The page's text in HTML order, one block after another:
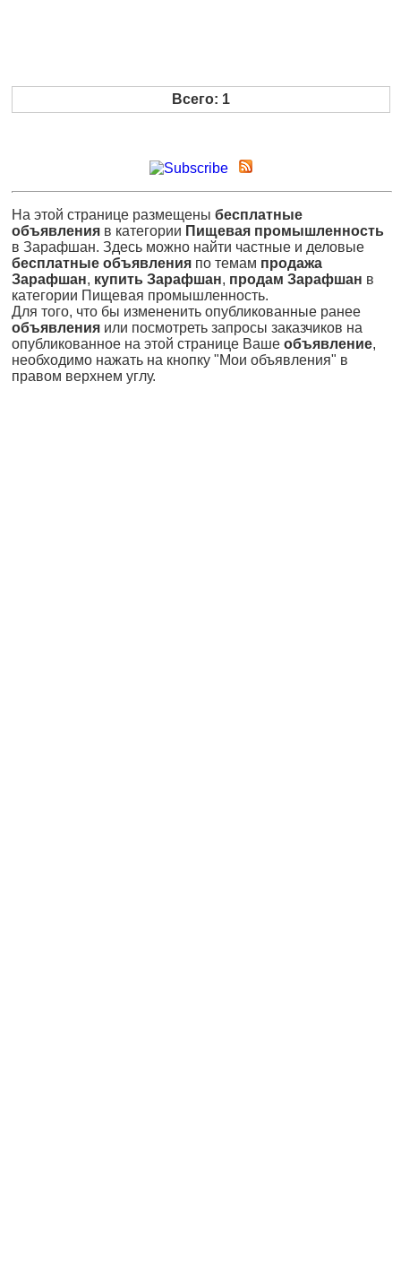
Всего: 1
На этой странице размещены бесплатные
объявления в категории Пищевая промышленность
в Зарафшан. Здесь можно найти частные и деловые
бесплатные объявления по темам продажа
Зарафшан, купить Зарафшан, продам Зарафшан в
категории Пищевая промышленность.
Для того, что бы измененить опубликованные ранее
объявления или посмотреть запросы заказчиков на
опубликованное на этой странице Ваше объявление,
необходимо нажать на кнопку "Мои объявления" в
правом верхнем углу.